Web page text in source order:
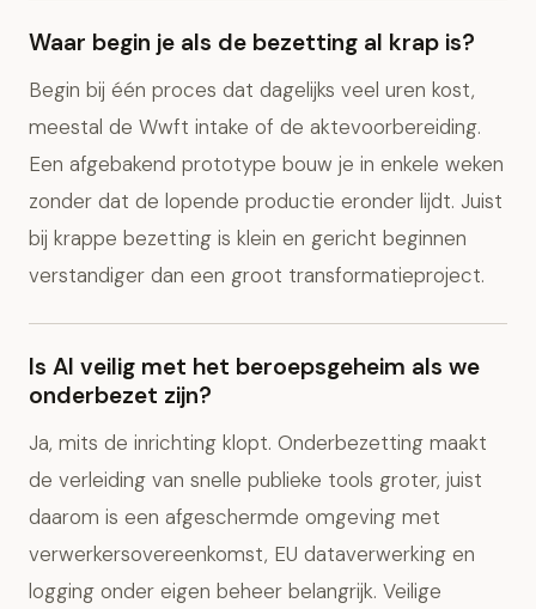
Waar begin je als de bezetting al krap is?
Begin bij één proces dat dagelijks veel uren kost,
meestal de Wwft intake of de aktevoorbereiding.
Een afgebakend prototype bouw je in enkele weken
zonder dat de lopende productie eronder lijdt. Juist
bij krappe bezetting is klein en gericht beginnen
verstandiger dan een groot transformatieproject.
Is AI veilig met het beroepsgeheim als we
onderbezet zijn?
Ja, mits de inrichting klopt. Onderbezetting maakt
de verleiding van snelle publieke tools groter, juist
daarom is een afgeschermde omgeving met
verwerkersovereenkomst, EU dataverwerking en
logging onder eigen beheer belangrijk. Veilige